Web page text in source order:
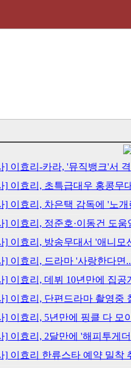
] 이효리-카라, '뮤직뱅크'서
] 이효리, 초특급대우 홍콩무
] 이효리, 차은택 감독에 '노개
] 이효리, 정준호·이동건 도
] 이효리, 방송무대서 '애니모
] 이효리, 드라마 '사랑한다면
] 이효리, 데뷔 10년만에 집공
] 이효리, 단편드라마 촬영중
] 이효리, 5년만에 핑클 다 모
] 이효리, 2달만에 '해피투게
] 이효리 한류스타 예약 밀착